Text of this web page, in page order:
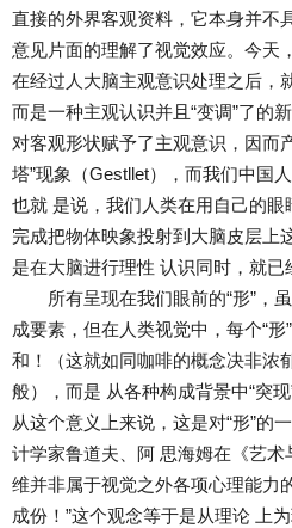
直接的外界客观资料，它本身并不
意见片面的理解了视觉效应。今天
在经过人大脑主观意识处理之后，
而是一种主观认识并且“变调”了的
对客观形状赋予了主观意识，因而
塔”现象（Gestllet），而我们中国
也就 是说，我们人类在用自己的
完成把物体映象投射到大脑皮层上
是在大脑进行理性 认识同时，就
所有呈现在我们眼前的“形”，虽
成要素，但在人类视觉中，每个“
和！（这就如同咖啡的概念决非浓
般），而是 从各种构成背景中“突现
从这个意义上来说，这是对“形”的
计学家鲁道夫、阿 思海姆在《艺术
维并非属于视觉之外各项心理能力
成份！”这个观念等于是从理论 上